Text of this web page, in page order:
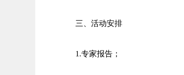
三、活动安排
1.专家报告；